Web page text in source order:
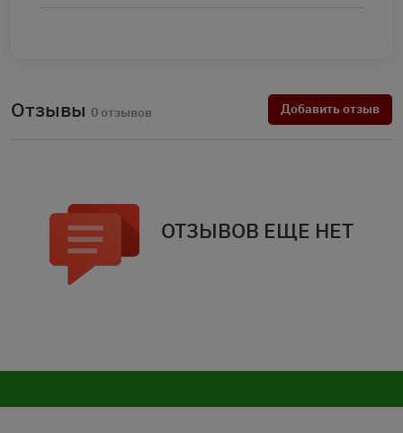
Отзывы 0 отзывов Добавить отзыв
ОТЗЫВОВ ЕЩЕ НЕТ